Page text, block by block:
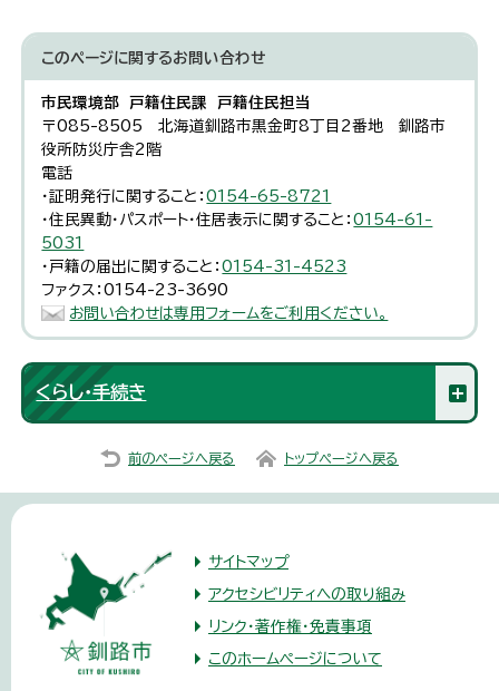
このページに関するお問い合わせ
市民環境部 戸籍住民課 戸籍住民担当
〒085-8505 北海道釧路市黒金町8丁目2番地 釧路市
役所防災庁舎2階
電話
・証明発行に関すること：0154-65-8721
・住民異動・パスポート・住居表示に関すること：0154-61-
5031
・戸籍の届出に関すること：0154-31-4523
ファクス：0154-23-3690
お問い合わせは専用フォームをご利用ください。
くらし・手続き
前のページへ戻る トップページへ戻る
サイトマップ
アクセシビリティへの取り組み
リンク・著作権・免責事項
このホームページについて